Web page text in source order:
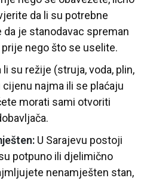
da li su potrebne
je stanodavac spreman
nego što se uselite.
su režije (struja, voda, plin,
najma ili se plaćaju
morati sami otvoriti
U Sarajevu postoji
potpuno ili djelimično
nenamješten stan,